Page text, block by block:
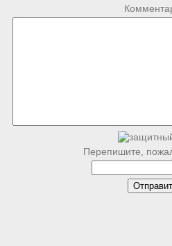
Перепишите,